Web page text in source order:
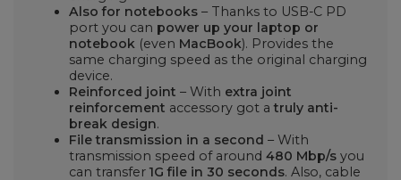
Also for notebooks – Thanks to USB-C PD
port you can power up your laptop or
notebook (even MacBook). Provides the
same charging speed as the original charging
device.
Reinforced joint – With extra joint
reinforcement accessory got atruly anti-
break design.
File transmission in a second – With
transmission speed of around 480 Mbp/s you
can transfer 1G file in 30 seconds. Also, cable